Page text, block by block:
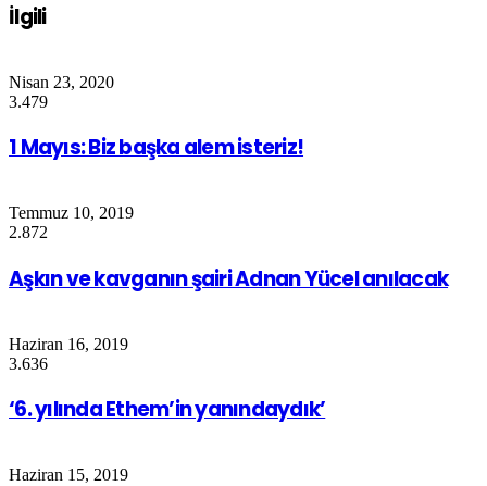
İlgili
Nisan 23, 2020
3.479
1 Mayıs: Biz başka alem isteriz!
Temmuz 10, 2019
2.872
Aşkın ve kavganın şairi Adnan Yücel anılacak
Haziran 16, 2019
3.636
‘6. yılında Ethem’in yanındaydık’
Haziran 15, 2019